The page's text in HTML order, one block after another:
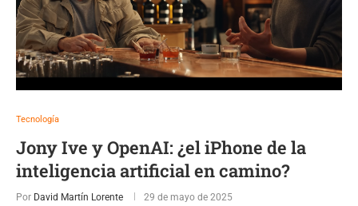
Tecnología
Jony Ive y OpenAI: ¿el iPhone de la
inteligencia artificial en camino?
Por David Martín Lorente 29 de mayo de 2025